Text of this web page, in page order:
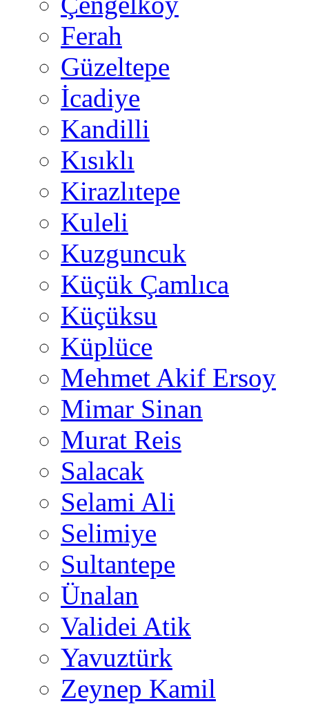
Ferah
Güzeltepe
İcadiye
Kandilli
Kısıklı
Kirazlıtepe
Kuleli
Kuzguncuk
Küçük Çamlıca
Küçüksu
Küplüce
Mehmet Akif Ersoy
Mimar Sinan
Murat Reis
Salacak
Selami Ali
Selimiye
Sultantepe
Ünalan
Validei Atik
Yavuztürk
Zeynep Kamil